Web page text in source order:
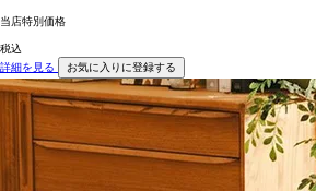
当店特別価格
税込
詳細を見る
お気に入りに登録する